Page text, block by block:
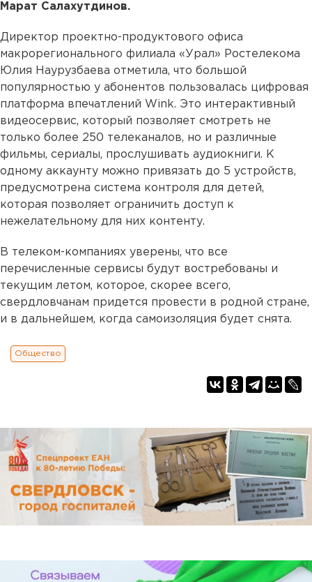
Марат Салахутдинов.
Директор проектно-продуктового офиса
макрорегионального филиала «Урал» Ростелекома
Юлия Наурузбаева отметила, что большой
популярностью у абонентов пользовалась цифровая
платформа впечатлений Wink. Это интерактивный
видеосервис, который позволяет смотреть не
только более 250 телеканалов, но и различные
фильмы, сериалы, прослушивать аудиокниги. К
одному аккаунту можно привязать до 5 устройств,
предусмотрена система контроля для детей,
которая позволяет ограничить доступ к
нежелательному для них контенту.
В телеком-компаниях уверены, что все
перечисленные сервисы будут востребованы и
текущим летом, которое, скорее всего,
свердловчанам придется провести в родной стране,
и в дальнейшем, когда самоизоляция будет снята.
Общество